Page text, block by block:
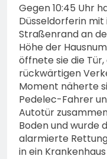
Gegen 10:45 Uhr
Düsseldorferin
Straßenrand an
Höhe der
öffnete sie die
rückwärtigen
Moment näherte
Pedelec-Fahrer
Autotür
Boden und wurde
alarmierte
in ein